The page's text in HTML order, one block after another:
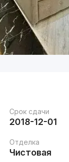
Срок сдачи
2018-12-01
Отделка
Чистовая